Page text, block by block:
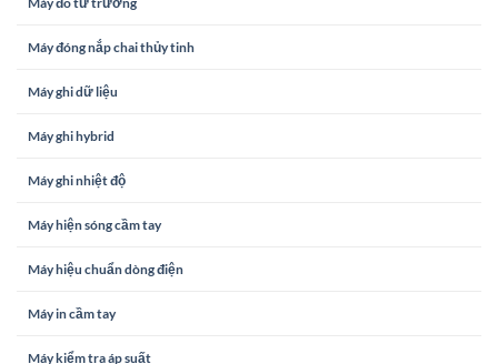
Máy đóng nắp chai thủy tinh
Máy ghi dữ liệu
Máy ghi hybrid
Máy ghi nhiệt độ
Máy hiện sóng cầm tay
Máy hiệu chuẩn dòng điện
Máy in cầm tay
Máy kiểm tra áp suất